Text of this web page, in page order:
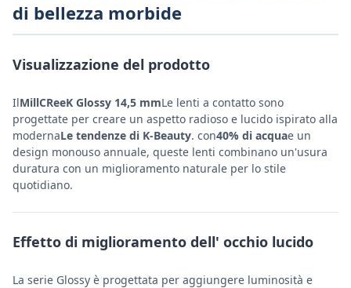
di bellezza morbide
Visualizzazione del prodotto
IlMillCReeK Glossy 14,5 mmLe lenti a contatto sono
progettate per creare un aspetto radioso e lucido ispirato alla
modernaLe tendenze di K-Beauty. con40% di acquae un
design monouso annuale, queste lenti combinano un'usura
duratura con un miglioramento naturale per lo stile
quotidiano.
Effetto di miglioramento dell' occhio lucido
La serie Glossy è progettata per aggiungere luminosità e